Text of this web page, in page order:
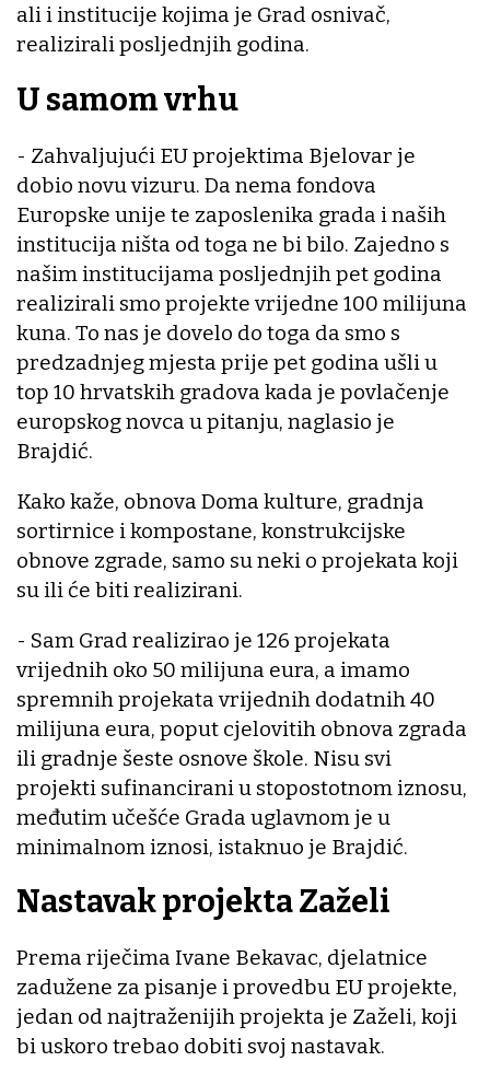
ali i institucije kojima je Grad osnivač,
realizirali posljednjih godina.
U samom vrhu
- Zahvaljujući EU projektima Bjelovar je
dobio novu vizuru. Da nema fondova
Europske unije te zaposlenika grada i naših
institucija ništa od toga ne bi bilo. Zajedno s
našim institucijama posljednjih pet godina
realizirali smo projekte vrijedne 100 milijuna
kuna. To nas je dovelo do toga da smo s
predzadnjeg mjesta prije pet godina ušli u
top 10 hrvatskih gradova kada je povlačenje
europskog novca u pitanju, naglasio je
Brajdić.
Kako kaže, obnova Doma kulture, gradnja
sortirnice i kompostane, konstrukcijske
obnove zgrade, samo su neki o projekata koji
su ili će biti realizirani.
- Sam Grad realizirao je 126 projekata
vrijednih oko 50 milijuna eura, a imamo
spremnih projekata vrijednih dodatnih 40
milijuna eura, poput cjelovitih obnova zgrada
ili gradnje šeste osnove škole. Nisu svi
projekti sufinancirani u stopostotnom iznosu,
međutim učešće Grada uglavnom je u
minimalnom iznosi, istaknuo je Brajdić.
Nastavak projekta Zaželi
Prema riječima Ivane Bekavac, djelatnice
zadužene za pisanje i provedbu EU projekte,
jedan od najtraženijih projekta je Zaželi, koji
bi uskoro trebao dobiti svoj nastavak.